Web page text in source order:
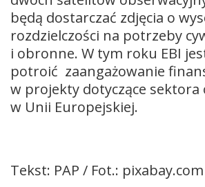
będą dostarczać zdjęcia o
rozdzielczości na potrzeby
i obronne. W tym roku EBI
potroić zaangażowanie
w projekty dotyczące
w Unii Europejskiej.
Tekst: PAP / Fot.: pixabay.com